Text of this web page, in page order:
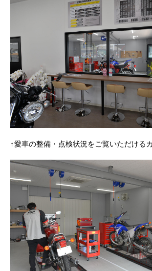
↑愛車の整備・点検状況をご覧いただける